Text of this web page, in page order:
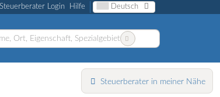
Steuerberater Login Hilfe Deutsch
Steuerberater in meiner Nähe